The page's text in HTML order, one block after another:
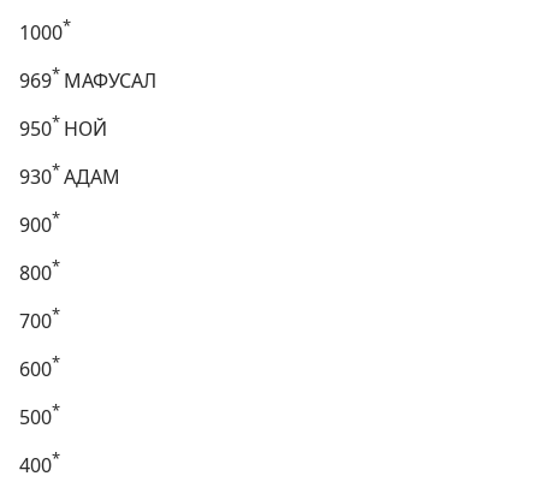
1000*
969* МАФУСАЛ
950* НОЙ
930*АДАМ
900*
800*
700*
600*
500*
400*